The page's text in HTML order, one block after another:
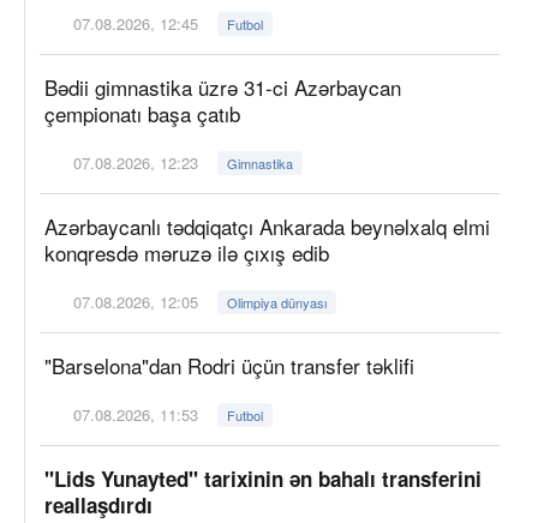
07.08.2026, 12:45 Futbol
Bədii gimnastika üzrə 31-ci Azərbaycan
çempionatı başa çatıb
07.08.2026, 12:23 Gimnastika
Azərbaycanlı tədqiqatçı Ankarada beynəlxalq elmi
konqresdə məruzə ilə çıxış edib
07.08.2026, 12:05 Olimpiya dünyası
"Barselona"dan Rodri üçün transfer təklifi
07.08.2026, 11:53 Futbol
"Lids Yunayted" tarixinin ən bahalı transferini
reallaşdırdı